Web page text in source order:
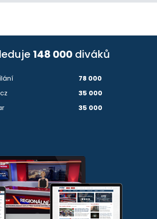
148 000 diváků
78 000
35 000
35 000